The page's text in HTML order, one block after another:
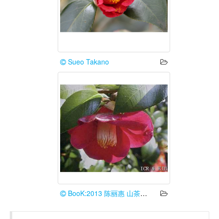
Sueo Takano
BooK:2013 陈丽惠 山茶花谱台湾情